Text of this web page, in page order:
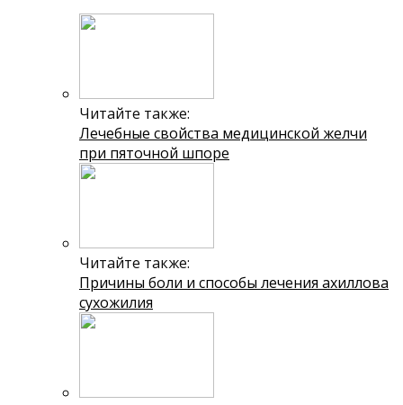
Читайте также:
Лечебные свойства медицинской желчи
при пяточной шпоре
Читайте также:
Причины боли и способы лечения ахиллова
сухожилия